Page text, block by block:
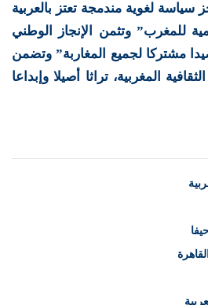
سياسة لغوية مندمجة تعتز بالعربية
للمغرب” وتثمن الإنجاز الوطني
مشتركا لجميع المغاربة” وتضمن
المغربية، تراثا أصيلا وإبداعا